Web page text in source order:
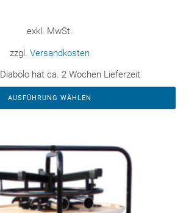
exkl. MwSt.
zzgl. Versandkosten
Diabolo hat ca. 2 Wochen Lieferzeit
AUSFÜHRUNG WÄHLEN